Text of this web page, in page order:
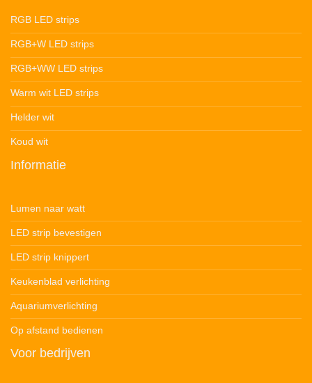
RGB LED strips
RGB+W LED strips
RGB+WW LED strips
Warm wit LED strips
Helder wit
Koud wit
Informatie
Lumen naar watt
LED strip bevestigen
LED strip knippert
Keukenblad verlichting
Aquariumverlichting
Op afstand bedienen
Voor bedrijven